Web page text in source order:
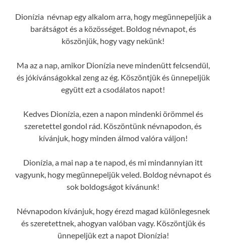
Dionízia névnap egy alkalom arra, hogy megünnepeljük a
barátságot és a közösséget. Boldog névnapot, és
köszönjük, hogy vagy nekünk!
Ma az a nap, amikor Dionízia neve mindenütt felcsendül,
és jókívánságokkal zeng az ég. Köszöntjük és ünnepeljük
együtt ezt a csodálatos napot!
Kedves Dionízia, ezen a napon mindenki örömmel és
szeretettel gondol rád. Köszöntünk névnapodon, és
kívánjuk, hogy minden álmod valóra váljon!
Dionízia, a mai nap a te napod, és mi mindannyian itt
vagyunk, hogy megünnepeljük veled. Boldog névnapot és
sok boldogságot kívánunk!
Névnapodon kívánjuk, hogy érezd magad különlegesnek
és szeretettnek, ahogyan valóban vagy. Köszöntjük és
ünnepeljük ezt a napot Dionízia!